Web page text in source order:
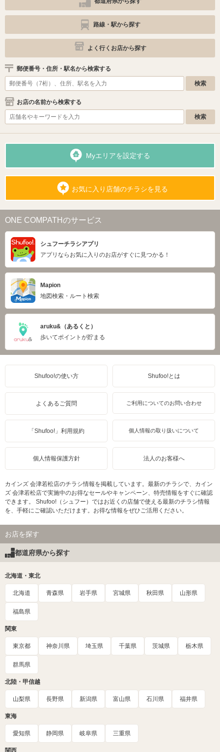
路線・駅から探す
よく行くお店から探す
郵便番号・住所・駅名から検索する
お店の名前から検索する
Myエリアを設定する
お気に入り店舗のチラシを見る
ONE COMPATHのサービス
シュフーチラシアプリ
アプリならお気に入りのお店がすぐに見つかる！
Mapion
地図検索・ルート検索
aruku&（あるくと）
歩いてポイントが貯まる
Shufoo!の使い方 Shufoo!とは
よくあるご質問 ご利用についてのお問い合わせ
「Shufoo!」利用規約 個人情報の取り扱いについて
個人情報保護方針 法人のお客様へ
カインズ 会津若松店のチラシ情報を掲載しています。最新のチラシで、カイン
ズ 会津若松店で実施中のお得なセールやキャンペーン、特売情報をすぐに確認
できます。 Shufoo!（シュフー）ではお近くの店舗で使える最新のチラシ情報
を、手軽にご確認いただけます。お得な情報をぜひご活用ください。
お店を探す
都道府県から探す
北海道・東北
北海道 青森県 岩手県 宮城県 秋田県 山形県
福島県
関東
東京都 神奈川県 埼玉県 千葉県 茨城県 栃木県
群馬県
北陸・甲信越
山梨県 長野県 新潟県 富山県 石川県 福井県
東海
愛知県 静岡県 岐阜県 三重県
関西